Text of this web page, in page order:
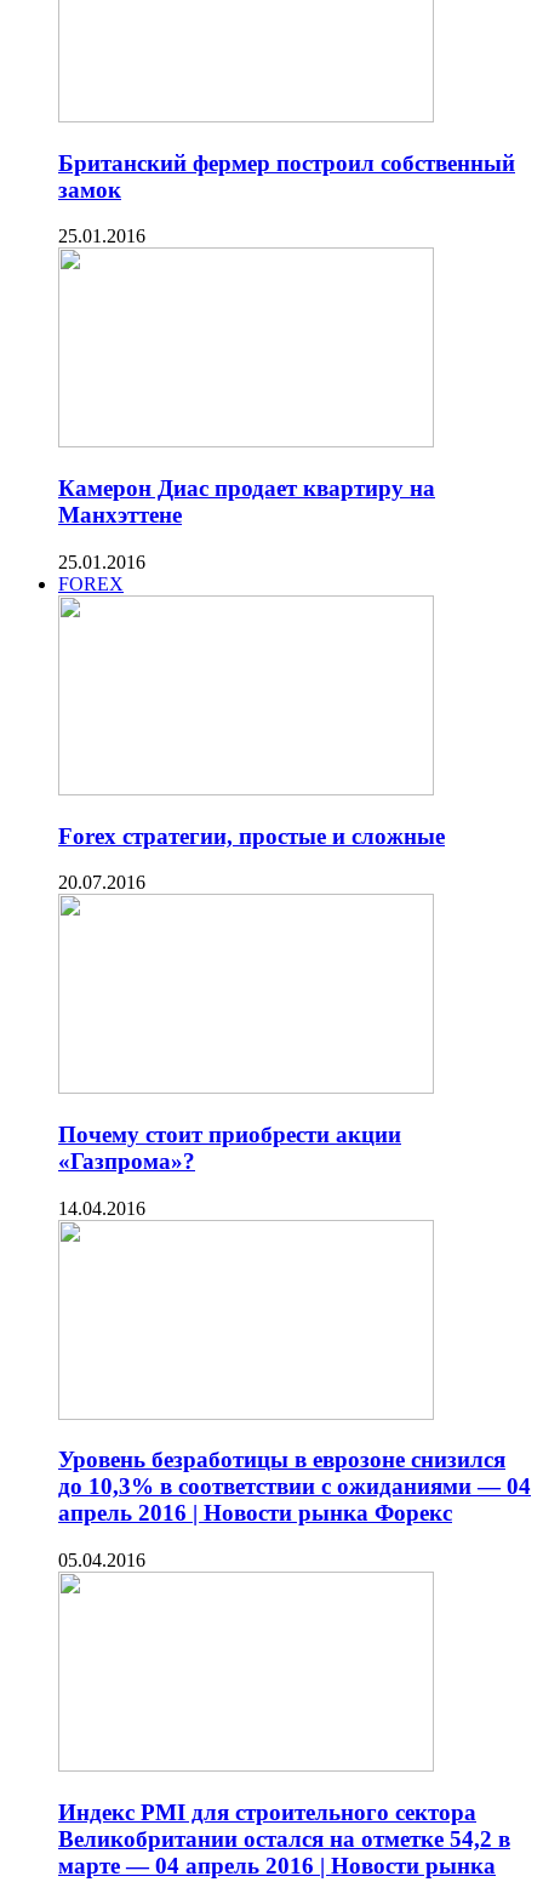
Британский фермер построил собственный
замок
25.01.2016
Камерон Диас продает квартиру на
Манхэттене
25.01.2016
FOREX
Forex стратегии, простые и сложные
20.07.2016
Почему стоит приобрести акции
«Газпрома»?
14.04.2016
Уровень безработицы в еврозоне снизился
до 10,3% в соответствии с ожиданиями — 04
апрель 2016 | Новости рынка Форекс
05.04.2016
Индекс PMI для строительного сектора
Великобритании остался на отметке 54,2 в
марте — 04 апрель 2016 | Новости рынка